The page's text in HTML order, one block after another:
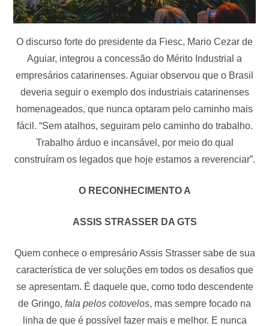
O discurso forte do presidente da Fiesc, Mario Cezar de
Aguiar, integrou a concessão do Mérito Industrial a
empresários catarinenses. Aguiar observou que o Brasil
deveria seguir o exemplo dos industriais catarinenses
homenageados, que nunca optaram pelo caminho mais
fácil. “Sem atalhos, seguiram pelo caminho do trabalho.
Trabalho árduo e incansável, por meio do qual
construíram os legados que hoje estamos a reverenciar”.
O RECONHECIMENTO A
ASSIS STRASSER DA GTS
Quem conhece o empresário Assis Strasser sabe de sua
característica de ver soluções em todos os desafios que
se apresentam. É daquele que, como todo descendente
de Gringo, fala pelos cotovelos, mas sempre focado na
linha de que é possível fazer mais e melhor. E nunca